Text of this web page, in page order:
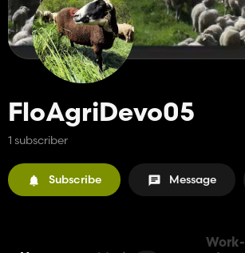
FloAgriDevo05
1 subscriber
Subscribe Message
Work-